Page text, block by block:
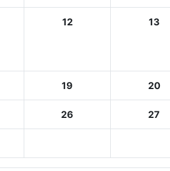
12 13
19 20
26 27